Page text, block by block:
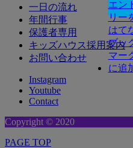
一日の流れ
年間行事
保護者専用
キッズハウス採用案内
お問い合わせ
Instagram
Youtube
Contact
Copyright © 2020
PAGE TOP